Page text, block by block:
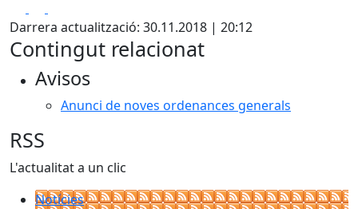
Darrera actualització: 30.11.2018 | 20:12
Contingut relacionat
Avisos
Anunci de noves ordenances generals
RSS
L'actualitat a un clic
Notícies